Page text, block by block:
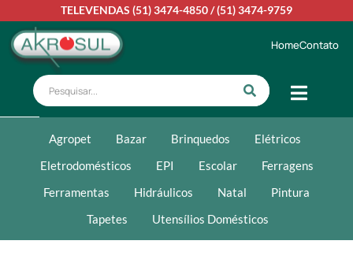
TELEVENDAS (51) 3474-4850/(51) 3474-9759
HomeContato
Agropet Bazar Brinquedos
Elétricos
Eletrodomésticos
EPI Escolar
Ferragens
Ferramentas
Hidráulicos Natal
Pintura
Tapetes
Utensílios Domésticos